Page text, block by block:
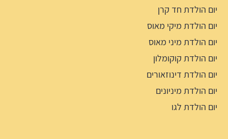
יום הולדת חד קרן
יום הולדת מיקי מאוס
יום הולדת מיני מאוס
יום הולדת קוקומלון
יום הולדת דינוזאורים
יום הולדת מיניונים
יום הולדת לגו